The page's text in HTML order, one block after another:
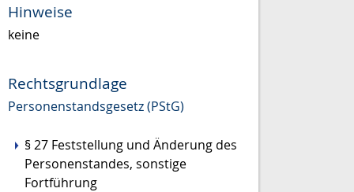
Hinweise
keine
Rechtsgrundlage
Personenstandsgesetz (PStG)
§ 27 Feststellung und Änderung des
Personenstandes, sonstige
Fortführung